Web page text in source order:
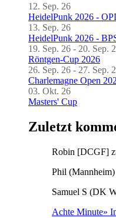
12. Sep. 26
HeidelPunk 2026 -
13. Sep. 26
HeidelPunk 2026 -
19. Sep. 26 - 20. Sep.
Röntgen-Cup 2026
26. Sep. 26 - 27. Sep.
Charlemagne Open
03. Okt. 26
Masters' Cup
Zuletzt
Robin [DCGF]
Phil (Mannheim)
Samuel S (DK
Achte Minute»